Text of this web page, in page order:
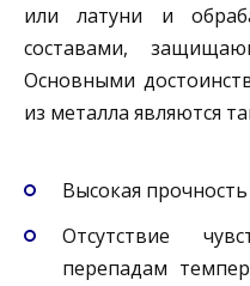
или латуни и
составами,
Основными
из металла являются
Высокая прочность
Отсутствие
перепадам